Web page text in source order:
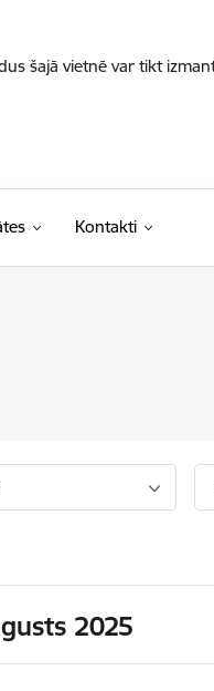
šajā vietnē var tikt
Kontakti
2025